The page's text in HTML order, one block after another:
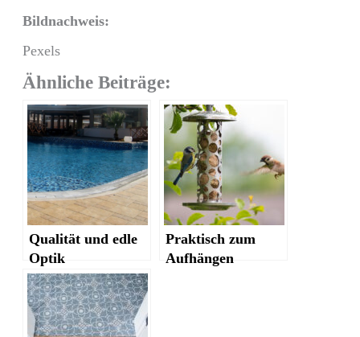
Bildnachweis:
Pexels
Ähnliche Beiträge:
Qualität und edle
Optik
von Beckenrandste
inen
Praktisch zum
Aufhängen